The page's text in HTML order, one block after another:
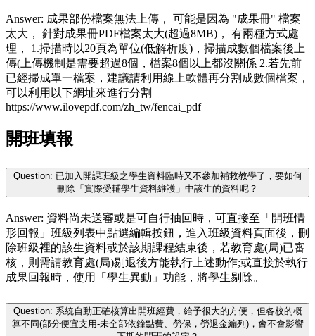
Answer: 成果部份檔案無法上傳， 可能是因為 "成果冊" 檔案
太大， 針對成果冊PDF檔案太大(超過8MB)， 有兩種方式處
理， 1.掃描時以20頁為單位(低解析度)，掃描成數個檔案後上
傳(上傳機制是需要超過8個，檔案8個以上都沒關係 2.若先前
已經掃成單一檔案，建議請利用線上軟體再分割成數個檔案，
可以利用以下網址來進行分割
https://www.ilovepdf.com/zh_tw/fencai_pdf
開班填報
Question: 已加入開課班級之學生資料臨時又不參加補救教學了，要如何
刪除「實際受輔學生資料維護」中該生的資料呢？
Answer: 資料尚未送審或是可自行抽回時，可直接至「開班情
形回報」班級列表中點選編輯按鈕，進入班級資料頁面後，刪
除班級裡的該生資料或於該期課程結束後，若教育處(局)已審
核，則需請教育處(局)剔退後方能執行上述動作;或直接於執行
成果回報時，使用「學生異動」功能，將學生剔除。
Question: 系統自動正確核算出開班經費，給予很大的方便，但各校的概
算不同(部分便宜支用-未全部依鐘點費、勞保，勞退金編列)，會不會影響